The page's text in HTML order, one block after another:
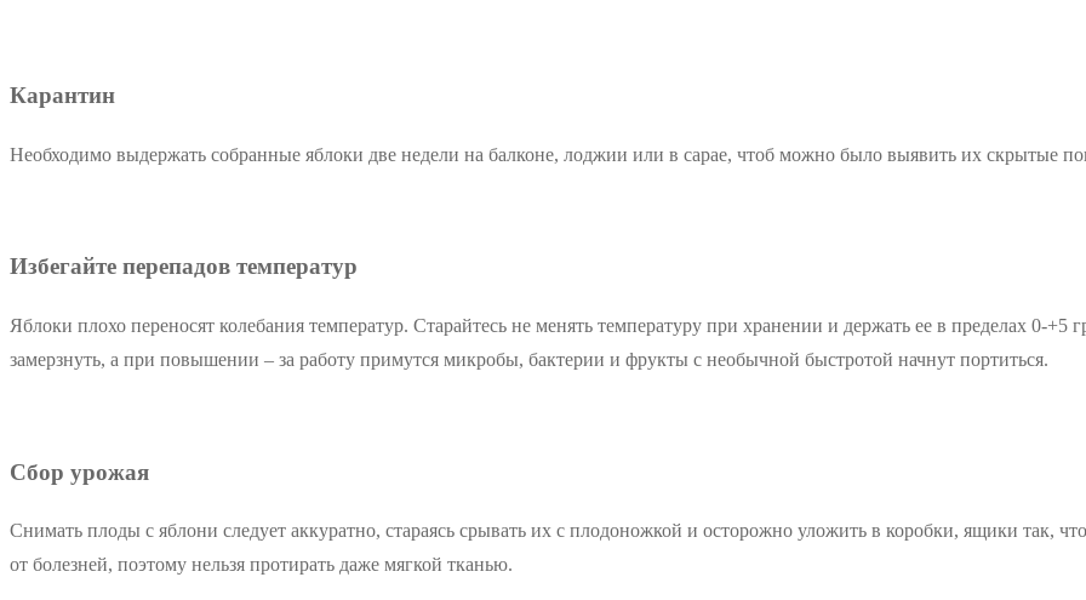
Карантин
Необходимо выдержать собранные яблоки две недели на балконе, лоджии или в сарае, чтоб можно было выявить их скрытые
Избегайте перепадов температур
Яблоки плохо переносят колебания температур. Старайтесь не менять температуру при хранении и держать ее в пределах 0-
замерзнуть, а при повышении – за работу примутся микробы, бактерии и фрукты с необычной быстротой начнут портиться.
Сбор урожая
Снимать плоды с яблони следует аккуратно, стараясь срывать их с плодоножкой и осторожно уложить в коробки, ящики так,
от болезней, поэтому нельзя протирать даже мягкой тканью.